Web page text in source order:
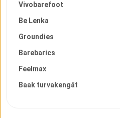
Vivobarefoot
Be Lenka
Groundies
Barebarics
Feelmax
Baak turvakengät